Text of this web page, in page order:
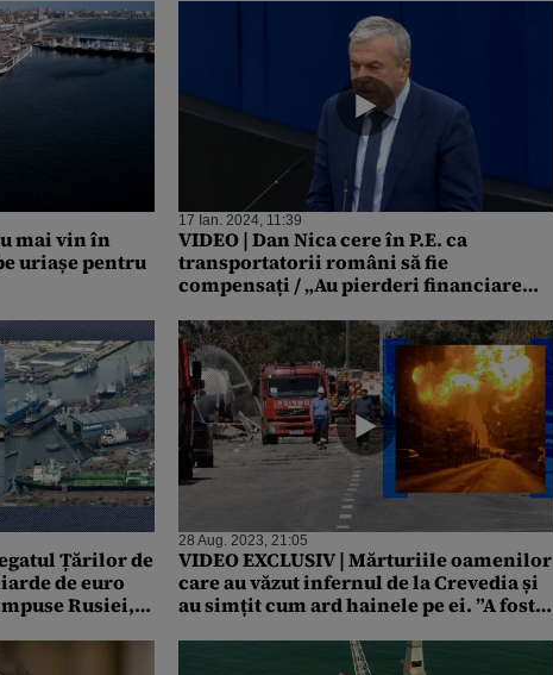
mai vin în
uriașe pentru
17 Ian. 2024, 11:39
VIDEO | Dan Nica cere în P.E. ca
transportatorii români să fie
compensați / „Au pierderi financiare
Țărilor de
de euro
Rusiei,
28 Aug. 2023, 21:05
VIDEO EXCLUSIV | Mărturiile oamenilor
care au văzut infernul de la Crevedia și
au simțit cum ard hainele pe ei. ”A fost